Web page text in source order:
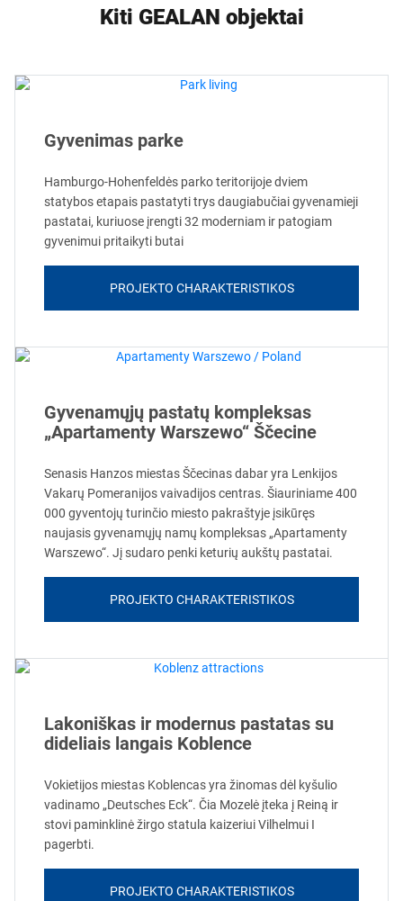
Kiti GEALAN objektai
Gyvenimas parke
Hamburgo-Hohenfeldės parko teritorijoje dviem
statybos etapais pastatyti trys daugiabučiai gyvenamieji
pastatai, kuriuose įrengti 32 moderniam ir patogiam
gyvenimui pritaikyti butai
PROJEKTO CHARAKTERISTIKOS
Gyvenamųjų pastatų kompleksas
„Apartamenty Warszewo“ Ščecine
Senasis Hanzos miestas Ščecinas dabar yra Lenkijos
Vakarų Pomeranijos vaivadijos centras. Šiauriniame 400
000 gyventojų turinčio miesto pakraštyje įsikūręs
naujasis gyvenamųjų namų kompleksas „Apartamenty
Warszewo“. Jį sudaro penki keturių aukštų pastatai.
PROJEKTO CHARAKTERISTIKOS
Lakoniškas ir modernus pastatas su
dideliais langais Koblence
Vokietijos miestas Koblencas yra žinomas dėl kyšulio
vadinamo „Deutsches Eck“. Čia Mozelė įteka į Reiną ir
stovi paminklinė žirgo statula kaizeriui Vilhelmui I
pagerbti.
PROJEKTO CHARAKTERISTIKOS